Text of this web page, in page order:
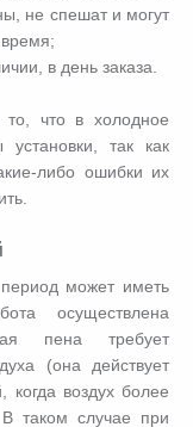
не спешат и могут
время;
в день заказа.
что в холодное
так как
либо ошибки их
может иметь
осуществлена
пена требует
(она действует
когда воздух более
таком случае при